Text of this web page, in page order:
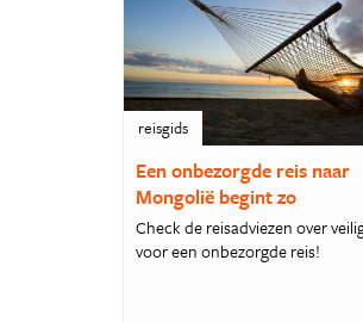
reisgids
Een onbezorgde reis naar
Mongolië begint zo
Check de reisadviezen over
voor een onbezorgde reis!